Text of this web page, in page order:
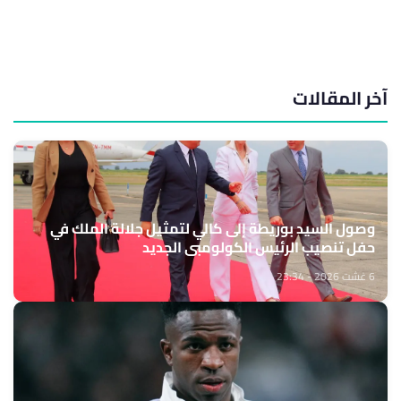
آخر المقالات
وصول السيد بوريطة إلى كالي لتمثيل جلالة الملك في
حفل تنصيب الرئيس الكولومبي الجديد
6 غشت 2026 - 23:34